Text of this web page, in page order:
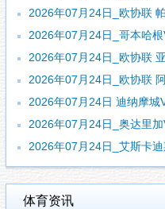
2026年07月24日_欧协联 帕纳辛纳
2026年07月24日_哥本哈根VS普
2026年07月24日_欧协联 亚布洛内
2026年07月24日_欧协联 阿贾克斯
2026年07月24日 迪纳摩城VS亚
2026年07月24日_奥达里加VS布加
2026年07月24日_艾斯卡迪斯VS
体育资讯